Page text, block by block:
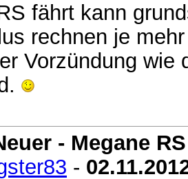
fährt kann
rechnen je
Vorzündung wie
- Megane
-